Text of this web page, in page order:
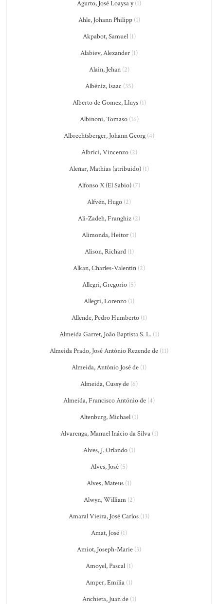
Agurto, José Loaysa y(1)
Ahle, Johann Philipp(1)
Akpabot, Samuel(1)
Alabiev, Alexander (1)
Alain, Jehan(2)
Albéniz, Isaac (35)
Alberto de Gomez, Lluys(1)
Albinoni, Tomaso(16)
Albrechtsberger, Johann Georg (4)
Albrici, Vincenzo(2)
Aleñar, Mathías (atribuido) (1)
Alfonso X (El Sabio) (7)
Alfvén, Hugo (2)
Ali-Zadeh, Franghiz (2)
Alimonda, Heitor (1)
Alison, Richard(1)
Alkan, Charles-Valentin (2)
Allegri, Gregorio (5)
Allegri, Lorenzo (1)
Allende, Pedro Humberto(1)
Almeida Garret, João Baptista S. L.(1)
Almeida Prado, José Antônio Rezende de (11)
Almeida, Antônio José de (1)
Almeida, Cussy de (6)
Almeida, Francisco António de (4)
Altenburg, Michael (1)
Alvarenga, Manuel Inácio da Silva(1)
Alves, J. Orlando(1)
Alves, José (5)
Alves, Mateus (1)
Alwyn, William(2)
Amaral Vieira, José Carlos (13)
Amat, José (1)
Amiot, Joseph-Marie (3)
Amoyel, Pascal(1)
Amper, Emilia (1)
Anchieta, Juan de(1)